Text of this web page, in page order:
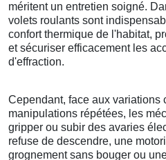
méritent un entretien soigné.
volets roulants sont
confort thermique de l'habitat,
et sécuriser efficacement les
d'effraction.
Cependant, face aux variations
manipulations répétées, les
gripper ou subir des avaries
refuse de descendre, une
grognement sans bouger ou